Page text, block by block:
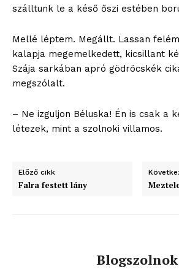
szálltunk le a késő őszi estében
Mellé léptem. Megállt. Lassan
kalapja megemelkedett, kicsillant
Szája sarkában apró gödröcskék
megszólalt.
– Ne izguljon Béluska! Én is csak a
létezek, mint a szolnoki villamos.
Előző cikk
Falra festett lány
Blogszolnok